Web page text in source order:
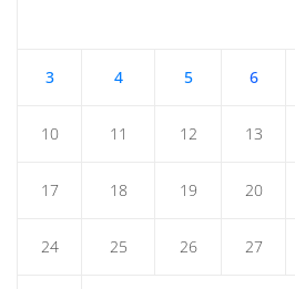
3 4 5 6
10 11 12 13
17 18 19 20
24 25 26 27